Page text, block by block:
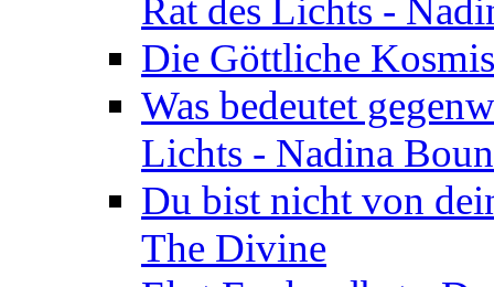
Rat des Lichts -
Die Göttliche
Was bedeutet
Lichts - Nadina Boun
Du bist nicht von
The Divine